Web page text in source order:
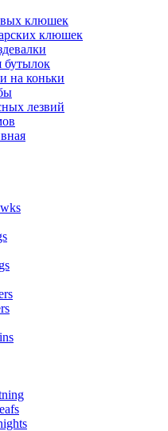
клюшек
клюшек
бутылок
на коньки
лезвий